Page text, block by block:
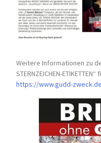
Weitere Informationen zu
STERNZEICHEN-
https://www.gudd-